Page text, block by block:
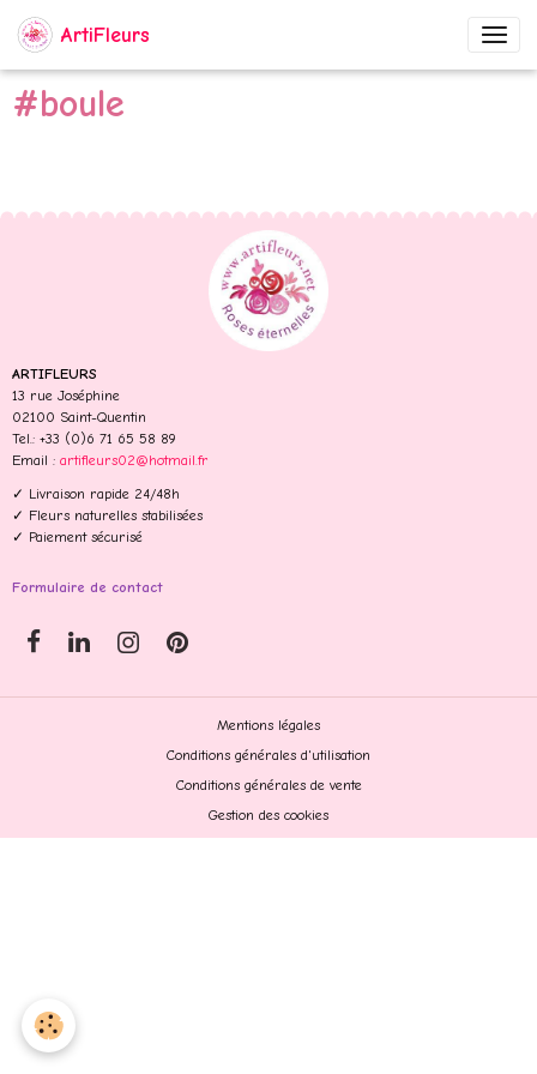
ArtiFleurs
#boule
ARTIFLEURS
13 rue Joséphine
02100 Saint-Quentin
Tel.: +33 (0)6 71 65 58 89
Email : artifleurs02@hotmail.fr
✓ Livraison rapide 24/48h
✓ Fleurs naturelles stabilisées
✓ Paiement sécurisé
Formulaire de contact
Mentions légales
Conditions générales d'utilisation
Conditions générales de vente
Gestion des cookies